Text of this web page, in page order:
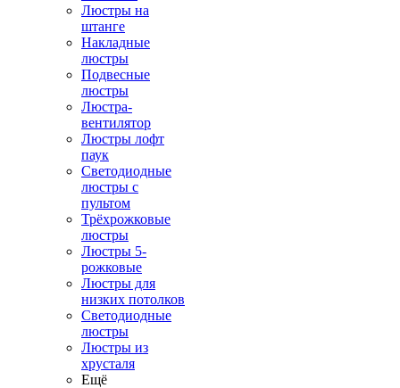
Люстры на
штанге
Накладные
люстры
Подвесные
люстры
Люстра-
вентилятор
Люстры лофт
паук
Светодиодные
люстры с
пультом
Трёхрожковые
люстры
Люстры 5-
рожковые
Люстры для
низких потолков
Cветодиодные
люстры
Люстры из
хрусталя
Ещё